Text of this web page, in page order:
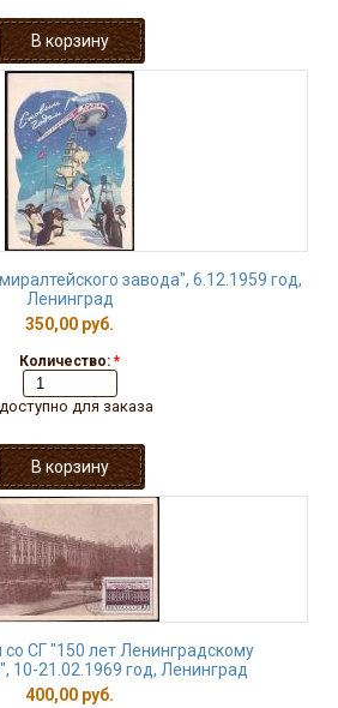
завода", 6.12.1959 год,
Ленинград
350,00 руб.
Количество: *
для заказа
СГ "150 лет Ленинградскому
10-21.02.1969 год, Ленинград
400,00 руб.